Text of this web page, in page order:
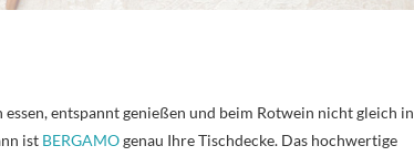
essen, entspannt genießen und beim Rotwein nicht gleich in
ist BERGAMOgenau Ihre Tischdecke. Das hochwertige